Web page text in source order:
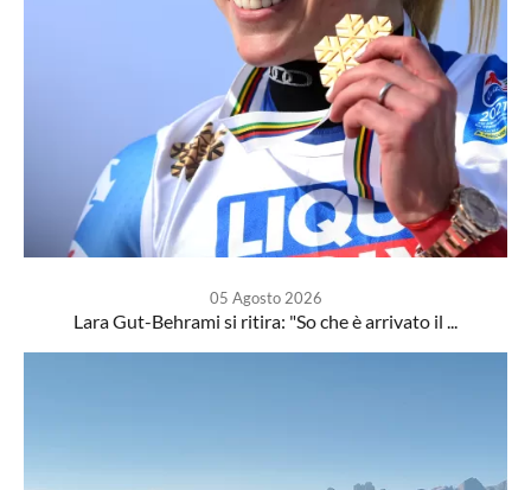
05 Agosto 2026
Lara Gut-Behrami si ritira: "So che è arrivato il ...